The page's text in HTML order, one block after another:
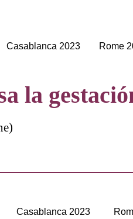
Casablanca 2023 Rome
la
Casablanca 2023